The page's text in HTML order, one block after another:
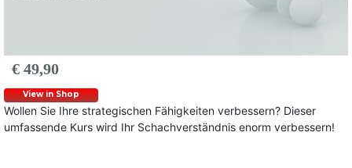
€ 49,90
View in Shop
Wollen Sie Ihre strategischen Fähigkeiten verbessern? Dieser
umfassende Kurs wird Ihr Schachverständnis enorm verbessern!